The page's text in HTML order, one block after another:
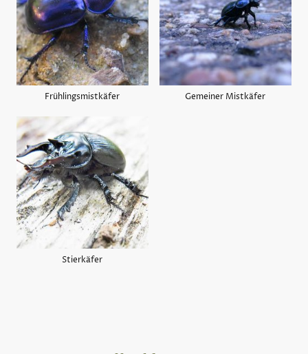
Frühlingsmistkäfer Gemeiner Mistkäfer
Stierkäfer